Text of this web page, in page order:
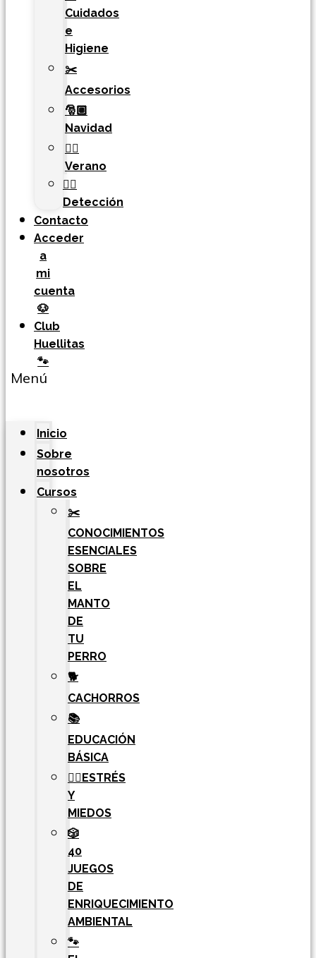
Cuidados
e
Higiene
✂️
Accesorios
🎅🏼
Navidad
🏄‍♀️
Verano
🐕‍🦺
Detección
Contacto
Acceder
a
mi
cuenta
🐶
Club
Huellitas
🐾
Menú
Inicio
Sobre
nosotros
Cursos
✂️
CONOCIMIENTOS
ESENCIALES
SOBRE
EL
MANTO
DE
TU
PERRO
🐕
CACHORROS
📚
EDUCACIÓN
BÁSICA
🧘‍♀️ESTRÉS
Y
MIEDOS
🎲
40
JUEGOS
DE
ENRIQUECIMIENTO
AMBIENTAL
🐾